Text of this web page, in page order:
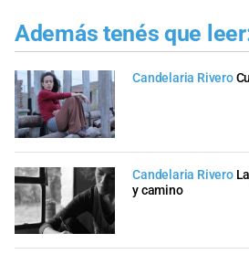
Además tenés que
Candelaria Rivero
Candelaria Rivero
y camino